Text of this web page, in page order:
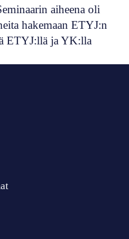
aiheena oli
hakemaan ETYJ:n
ETYJ:llä ja YK:lla